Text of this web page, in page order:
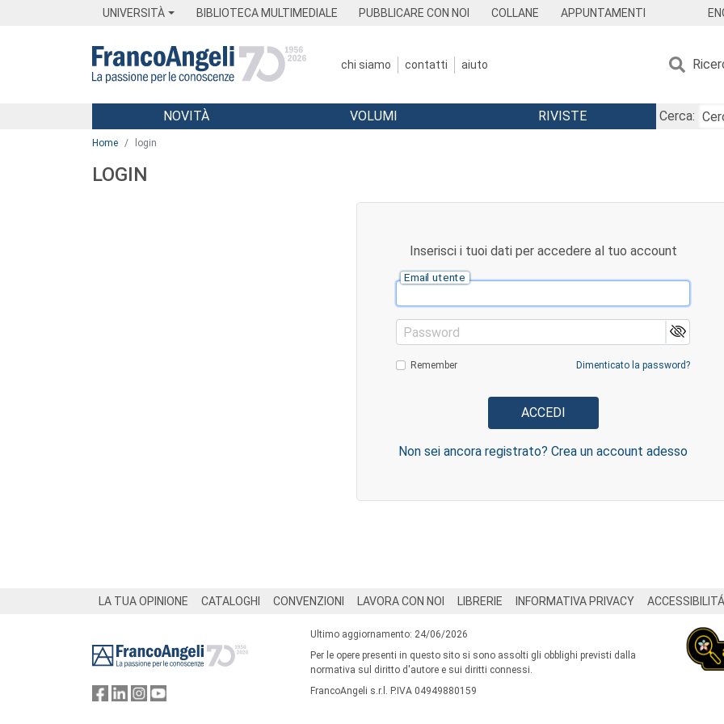
UNIVERSITÀ BIBLIOTECA MULTIMEDIALE PUBBLICARE CON NOI COLLANE APPUNTAMENTI
chi siamo contatti aiuto
Menu
NOVITÀ VOLUMI RIVISTE
Cerca:
Home login
LOGIN
Inserisci i tuoi dati per accedere al tuo account
Email utente
Password
Remember Dimenticato la password?
Non sei ancora registrato? Crea un account adesso
LA TUA OPINIONE CATALOGHI CONVENZIONI LAVORA CON NOI LIBRERIE INFORMATIVA PRIVACY ACCESSIBILITÁ
Ultimo aggiornamento: 24/06/2026
Per le opere presenti in questo sito si sono assolti gli obblighi previsti dalla
normativa sul diritto d'autore e sui diritti connessi.
FrancoAngeli s.r.l. P.IVA 04949880159